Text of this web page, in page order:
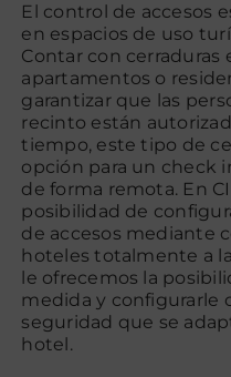
Blog
Contacto
El control de accesos
en espacios de uso
Contar con cerraduras
apartamentos o
garantizar que las
recinto están
tiempo, este tipo de
opción para un check
de forma remota. En
posibilidad de
de accesos mediante
hoteles totalmente a
le ofrecemos la
medida y configurarle
seguridad que se
hotel.